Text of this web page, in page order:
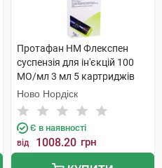
Протафан НМ Флекспен
суспензія для ін'єкцій 100
МО/мл 3 мл 5 картриджів
Ново Нордіск
Є в наявності
від 1008.20 грн